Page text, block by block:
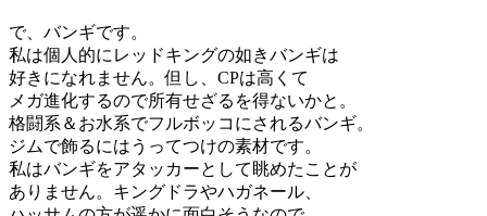
で、バンギです。
私は個人的にレッドキングの如きバンギは
好きになれません。但し、CPは高くて
メガ進化するので所有せざるを得ないかと。
格闘系＆お水系でフルボッコにされるバンギ。
ジムで飾るにはうってつけの素材です。
私はバンギをアタッカーとして眺めたことが
ありません。キングドラやハガネール、